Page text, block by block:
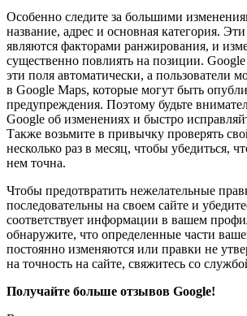
Особенно следите за большими
название, адрес и основная категория.
являются факторами ранжирования, и
существенно повлиять на позиции.
эти поля автоматически, а пользователи
в Google Maps, которые могут быть
предупреждения. Поэтому будьте
Google об изменениях и быстро
Также возьмите в привычку проверять
несколько раз в месяц, чтобы убедиться,
нем точна.
Чтобы предотвратить нежелательные
последовательны на своем сайте и
соответствует информации в вашем
обнаружите, что определенные части
постоянно изменяются или правки не
на точность на сайте, свяжитесь со
Получайте больше отзывов Google!